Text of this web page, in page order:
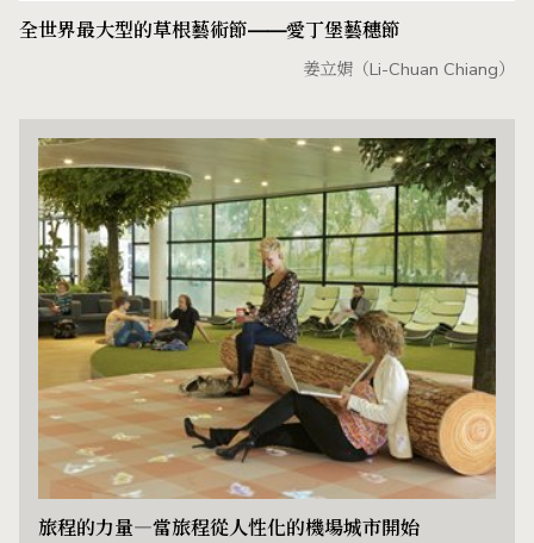
全世界最大型的草根藝術節——愛丁堡藝穗節
姜立娟（Li-Chuan Chiang）
旅程的力量―當旅程從人性化的機場城市開始